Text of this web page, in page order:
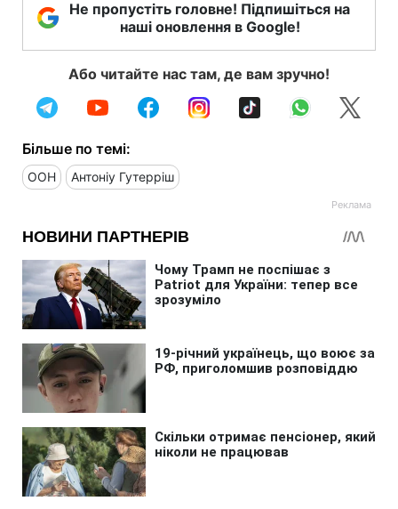
Не пропустіть головне! Підпишіться на
наші оновлення в Google!
Або читайте нас там, де вам зручно!
Більше по темі:
ООН Антоніу Гутерріш